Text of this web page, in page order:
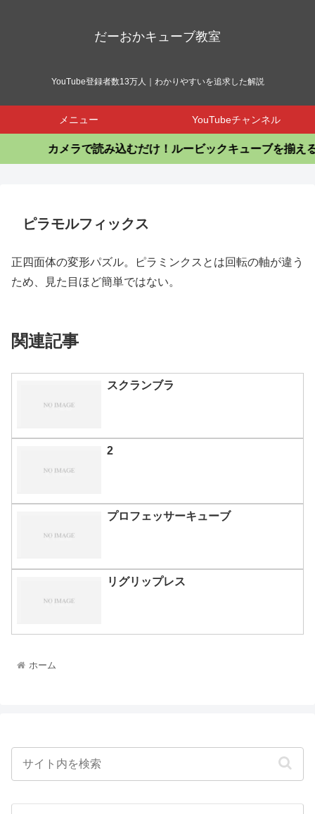
だーおかキューブ教室
YouTube登録者数13万人｜わかりやすいを追求した解説
メニュー YouTubeチャンネル
カメラで読み込むだけ！ルービックキューブを揃える
ピラモルフィックス
正四面体の変形パズル。ピラミンクスとは回転の軸が違う
ため、見た目ほど簡単ではない。
関連記事
スクランブラ
2
プロフェッサーキューブ
リグリップレス
ホーム